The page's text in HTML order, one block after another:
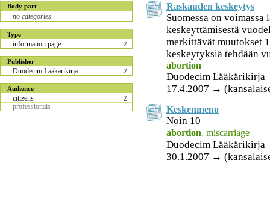
Body part
no categories
Type
information page 2
Publisher
Duodecim Lääkärikirja 2
Audience
citizens 2
professionals
Raskauden keskeytys
Suomessa on voimassa
keskeyttämisestä
merkittävät muutokset
keskeytyksiä tehdään
abortion
Duodecim Lääkärikirja
17.4.2007 →
Keskenmeno
Noin 10
abortion, miscarriage
Duodecim Lääkärikirja
30.1.2007 →